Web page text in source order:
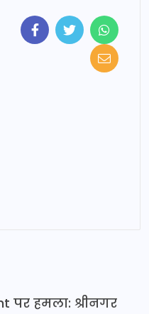
पर हमला: श्रीनगर